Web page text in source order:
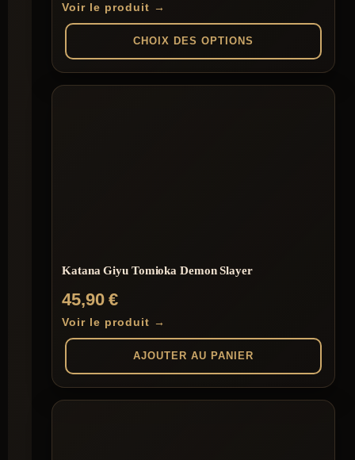
prix :
45,00 €
à
Voir le produit →
CHOIX DES OPTIONS
produit
du
produit
Katana Giyu Tomioka Demon Slayer
45,90€
Voir le produit →
AJOUTER AU PANIER